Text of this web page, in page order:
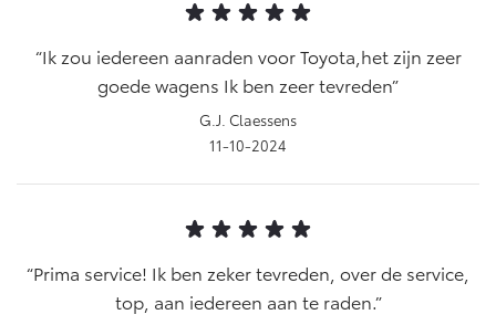
Ik zou iedereen aanraden voor Toyota,het zijn zeer
goede wagens Ik ben zeer tevreden
G.J. Claessens
11-10-2024
Prima service! Ik ben zeker tevreden, over de service,
top, aan iedereen aan te raden.